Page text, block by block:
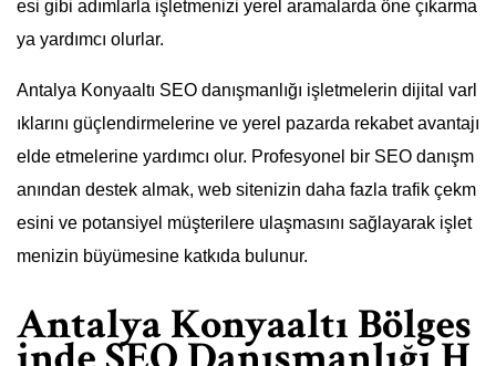
esi gibi adımlarla işletmenizi yerel aramalarda öne çıkarma
ya yardımcı olurlar.
Antalya Konyaaltı SEO danışmanlığı işletmelerin dijital varl
ıklarını güçlendirmelerine ve yerel pazarda rekabet avantajı
elde etmelerine yardımcı olur. Profesyonel bir SEO danışm
anından destek almak, web sitenizin daha fazla trafik çekm
esini ve potansiyel müşterilere ulaşmasını sağlayarak işlet
menizin büyümesine katkıda bulunur.
Antalya Konyaaltı Bölges